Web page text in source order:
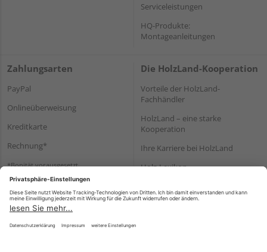
Serviceleistungen
HQ-Produkte:
Montageanleitungen
Zahlungsarten
PayPal
Onlineüberweisung
Kreditkarte
Rechnung*
*Bonität vorausgesetzt
Die HolzLand-Kooperation
Vorteile der HolzLand-
Fachhändler
HolzLand – eine starke
Kooperation
Ihre Karriere bei HolzLand
Holz-Lexikon